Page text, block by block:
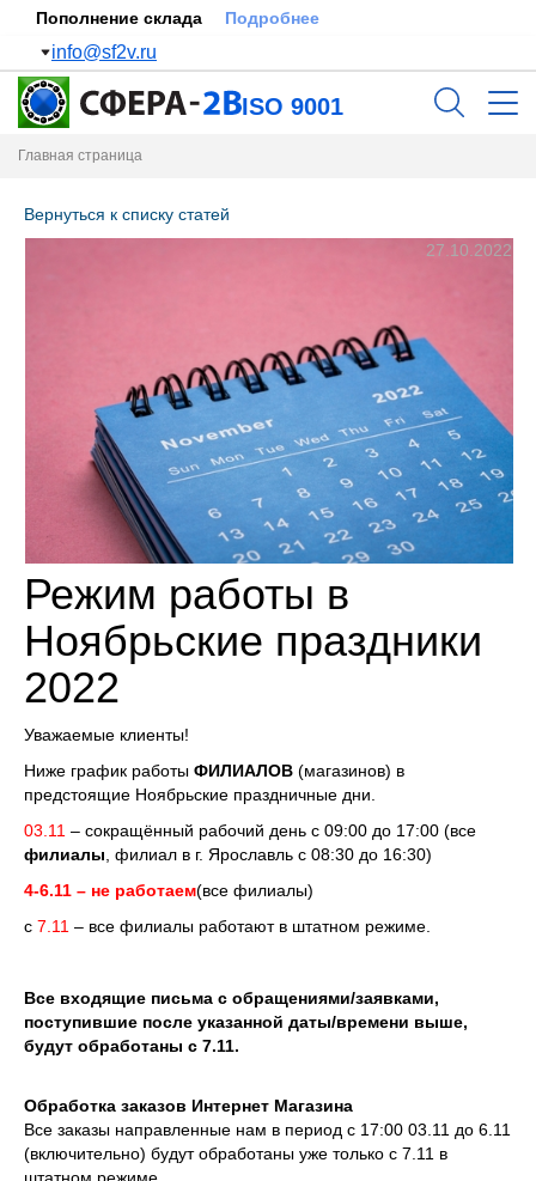
Пополнение склада Подробнее
info@sf2v.ru
ISO 9001
Главная страница
Вернуться к списку статей
27.10.2022
Режим работы в
Ноябрьские праздники
2022
Уважаемые клиенты!
Ниже график работы ФИЛИАЛОВ (магазинов) в
предстоящие Ноябрьские праздничные дни.
03.11 – сокращённый рабочий день с 09:00 до 17:00 (все
филиалы , филиал в г. Ярославль с 08:30 до 16:30)
4-6.11 – не работаем(все филиалы)
с 7.11 – все филиалы работают в штатном режиме.
Все входящие письма с обращениями/заявками,
поступившие после указанной даты/времени выше,
будут обработаны с 7.11.
Обработка заказов Интернет Магазина
Все заказы направленные нам в период с 17:00 03.11 до 6.11
(включительно) будут обработаны уже только с 7.11 в
штатном режиме.